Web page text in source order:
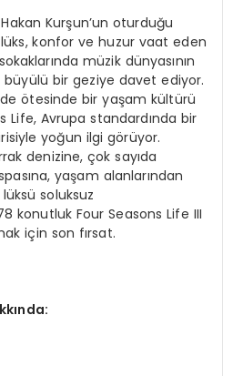
Kurşun’un oturduğu
konfor ve huzur vaat eden
müzik dünyasının
büyülü bir geziye davet ediyor.
ötesinde bir yaşam kültürü
Life, Avrupa standardında bir
yoğun ilgi görüyor.
denizine, çok sayıda
yaşam alanlarından
soluksuz
konutluk Four Seasons Life III
için son fırsat.